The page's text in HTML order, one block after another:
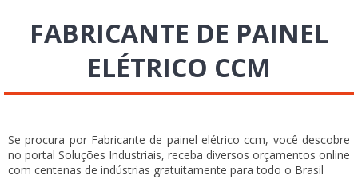
FABRICANTE DE PAINEL
ELÉTRICO CCM
Se procura por Fabricante de painel elétrico ccm, você descobre
no portal Soluções Industriais, receba diversos orçamentos online
com centenas de indústrias gratuitamente para todo o Brasil